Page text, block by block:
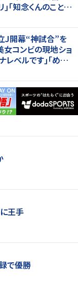
｢知念くんのことど
J開幕“神試合”を
コンビの現地ショ
レベルです｣｢めちゃ
王手
で優勝